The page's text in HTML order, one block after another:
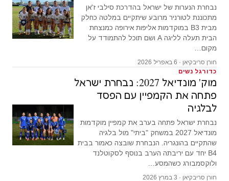
נבחרת הנערות של ישראל בהדרכת סילבי ז'אן
מתכוננת לטורניר מרובע שיתקיים במלטה כחלק
מבית B3 במוקדמות אליפות אירופה כמנצחת
הבית תעלה לליגה A ושם תוכל להתמודד על
מקום…
חורן סריבקיאן · 6 באפריל 2026
כדורגל נשים
מוק' מונדיאל 2027: נבחרת ישראל
פתחה את הקמפיין עם הפסד
לבלגיה
נבחרת ישראל פתחה בערב את קמפיין מוקדמות
מונדיאל 2027 במשחק "ביתי" מול בלגיה
שהתקיים בהונגריה. הנבחרת שובצה כאמור בבית
B4 יחד עם יריבתה הערב בנוסף לסקוטלנד
ולוקסמבורג כשהמסע…
חורן סריבקיאן · 3 במרץ 2026